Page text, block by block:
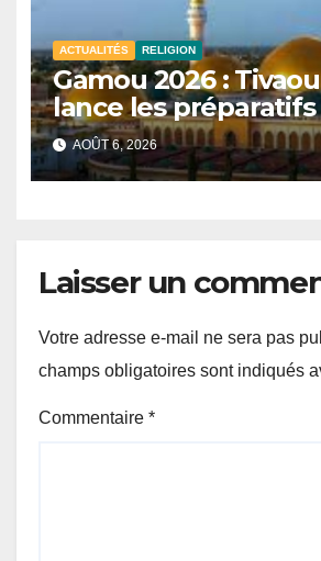
ACTUALITÉS RELIGION
Gamou 2026 :
lance les préparatifs
signe de l’unité et
AOÛT 6, 2026
Laisser un
Votre adresse e-mail ne sera pas
champs obligatoires sont indiqués
Commentaire *